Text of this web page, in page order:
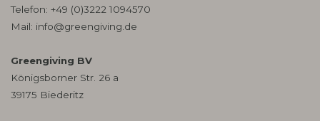
Telefon: +49 (0)3222 1094570
Mail: info@greengiving.de
Greengiving BV
Königsborner Str. 26 a
39175 Biederitz